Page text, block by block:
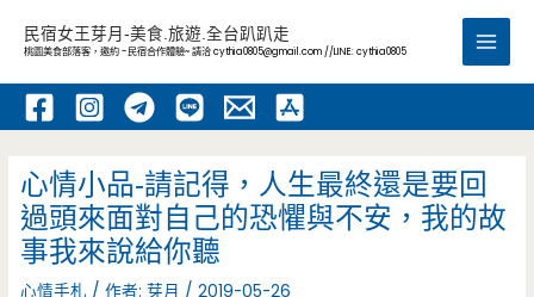
內
民宿女王芽月-美食.旅遊.全台趴趴走
桃園美食部落客，邀約 -民宿合作體驗~ 請洽cythia0805@gmail.com //LINE: cythia0805
Main
心情小品-請記得，人生最終還是要回
過頭來面對自己的恐懼與不安，我的故
事我來說給你聽
心情手札 / 作者:芽月 /2019-05-26